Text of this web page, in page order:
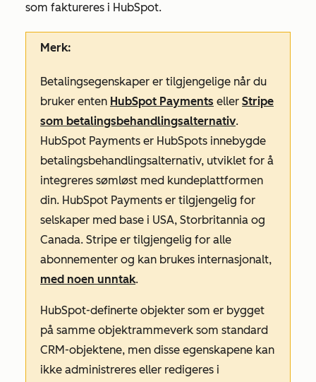
som faktureres i HubSpot.
Merk:
Betalingsegenskaper er tilgjengelige når du
bruker enten HubSpot Payments eller Stripe
som betalingsbehandlingsalternativ.
HubSpot Payments er HubSpots innebygde
betalingsbehandlingsalternativ, utviklet for å
integreres sømløst med kundeplattformen
din. HubSpot Payments er tilgjengelig for
selskaper med base i USA, Storbritannia og
Canada. Stripe er tilgjengelig for alle
abonnementer og kan brukes internasjonalt,
med noen unntak.
HubSpot-definerte objekter som er bygget
på samme objektrammeverk som standard
CRM-objektene, men disse egenskapene kan
ikke administreres eller redigeres i